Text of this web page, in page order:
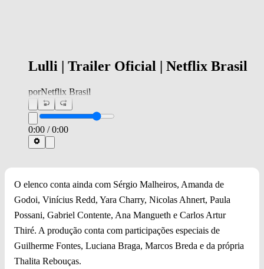
Lulli | Trailer Oficial | Netflix Brasil
porNetflix Brasil
0:00 /0:00
O elenco conta ainda com Sérgio Malheiros, Amanda de
Godoi, Vinícius Redd, Yara Charry, Nicolas Ahnert, Paula
Possani, Gabriel Contente, Ana Mangueth e Carlos Artur
Thiré. A produção conta com participações especiais de
Guilherme Fontes, Luciana Braga, Marcos Breda e da própria
Thalita Rebouças.